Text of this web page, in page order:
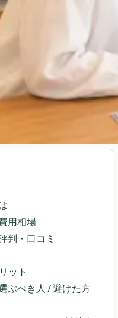
用相場
判・口コミ
ット
ぶべき人 / 避けた方